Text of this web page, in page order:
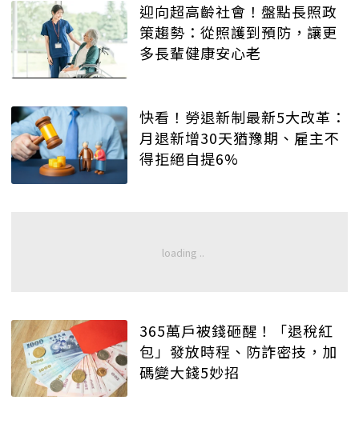
迎向超高齡社會！盤點長照政
策趨勢：從照護到預防，讓更
多長輩健康安心老
快看！勞退新制最新5大改革：
月退新增30天猶豫期、雇主不
得拒絕自提6%
365萬戶被錢砸醒！「退稅紅
包」發放時程、防詐密技，加
碼變大錢5妙招